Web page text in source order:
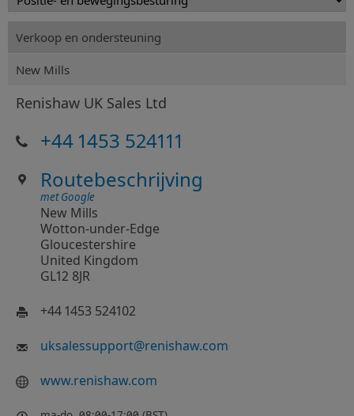
Verkoop en ondersteuning
New Mills
Renishaw UK Sales Ltd
+44 1453 524111
Routebeschrijving
met Google
New Mills
Wotton-under-Edge
Gloucestershire
United Kingdom
GL12 8JR
+44 1453 524102
uksalessupport@renishaw.com
www.renishaw.com